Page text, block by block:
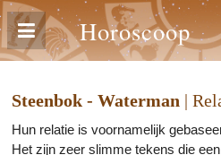
Horoscoop
Steenbok - Waterman |
Hun relatie is voornamelijk
Het zijn zeer slimme tekens die